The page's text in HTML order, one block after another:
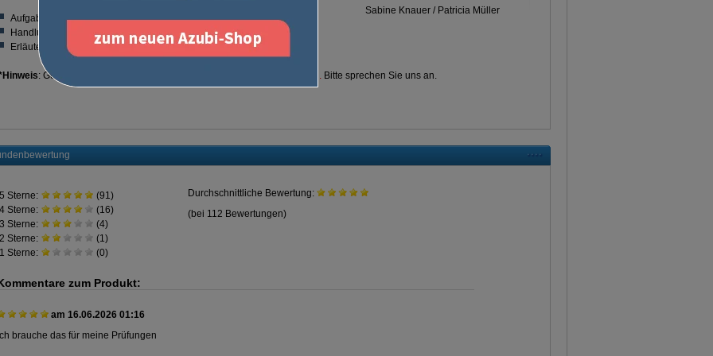
Sabine Knauer / Patricia Müller
Aufgaben- und Lösungsteil mit Dateien zum Download*
Handlungsorientierte prüfungsnahe Aufgaben
Erläuterte Lösungswege
: Gerne senden wir Ihnen die benötigten Dateien auch per E-Mail.Bitte sprechen Sie uns an.